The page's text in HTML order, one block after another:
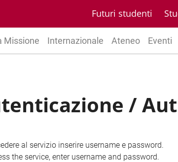
Futuri studenti
Missione Internazionale Ateneo Eventi
/
al servizio inserire username e password.
the service, enter username and password.